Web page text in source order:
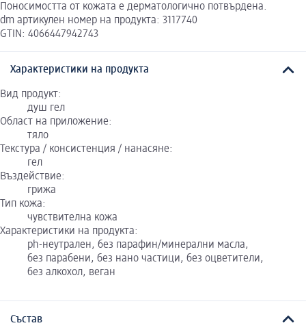
Поносимостта от кожата е дерматологично потвърдена.
dm артикулен номер на продукта: 3117740
GTIN: 4066447942743
Характеристики на продукта
Вид продукт:
душ гел
Област на приложение:
тяло
Текстура / консистенция / нанасяне:
гел
Въздействие:
грижа
Тип кожа:
чувствителна кожа
Характеристики на продукта:
ph-неутрален, без парафин/минерални масла,
без парабени, без нано частици, без оцветители,
без алкохол, веган
Състав